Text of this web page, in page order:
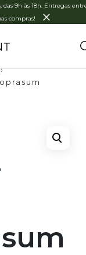
9h às 18h. Entregas
compras!
×
›